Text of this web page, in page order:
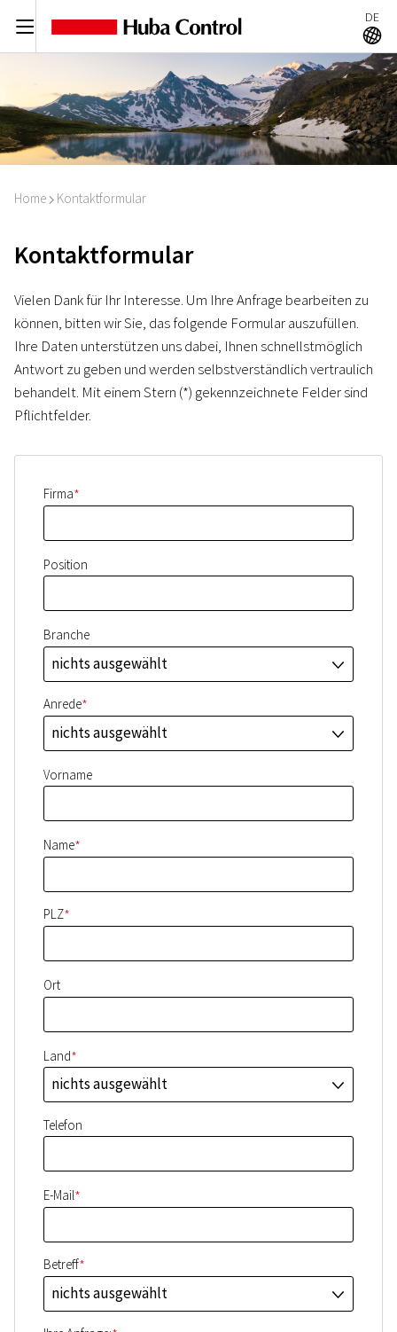
C DE
A
Home I Kontaktformular
Kontaktformular
Vielen Dank für Ihr Interesse. Um Ihre Anfrage bearbeiten zu
können, bitten wir Sie, das folgende Formular auszufüllen.
Ihre Daten unterstützen uns dabei, Ihnen schnellstmöglich
Antwort zu geben und werden selbstverständlich vertraulich
behandelt. Mit einem Stern (*) gekennzeichnete Felder sind
Pflichtfelder.
Firma*
Position
Branche
nichts ausgewählt J
Anrede*
nichts ausgewählt
J
Vorname
Name*
PLZ*
Ort
Land*
nichts ausgewählt
J
Telefon
E-Mail*
Betreff*
nichts ausgewählt
J